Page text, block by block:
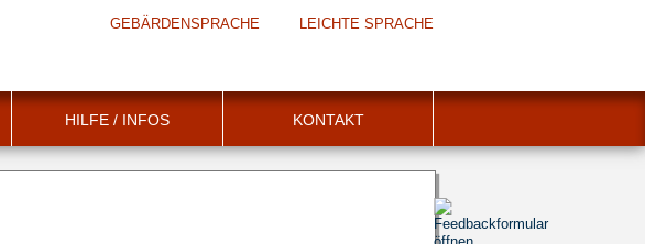
GEBÄRDENSPRACHE LEICHTE SPRACHE
HILFE / INFOS KONTAKT